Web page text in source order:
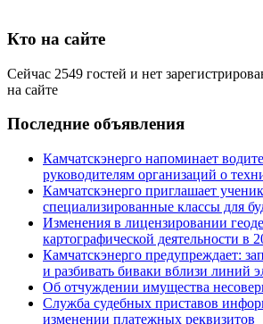
Кто на сайте
Сейчас 2549 гостей и нет
на сайте
Последние объявления
Камчатскэнерго напоминает
руководителям организаций о
Камчатскэнерго приглашает
специализированные классы для
Изменения в лицензировании
картографической деятельности в
Камчатскэнерго предупреждает:
и разбивать биваки вблизи линий
Об отчуждении имущества
Служба судебных приставов
изменении платежных реквизитов